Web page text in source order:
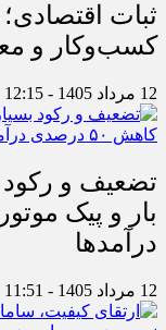
ثبات
کسب‌وکار و
12 مرداد 1405 - 12:15
تضعیف و رکود
درآمدها
12 مرداد 1405 - 11:51